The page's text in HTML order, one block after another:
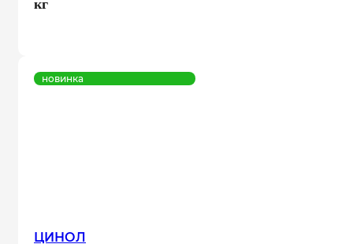
кг
новинка
ЦИНОЛ